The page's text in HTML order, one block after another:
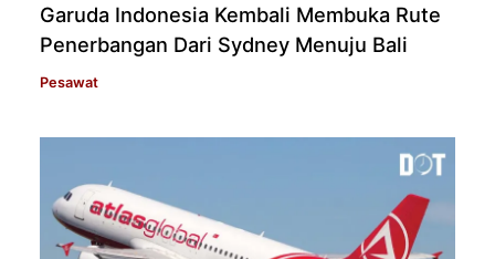
Garuda Indonesia Kembali Membuka Rute
Penerbangan Dari Sydney Menuju Bali
Pesawat